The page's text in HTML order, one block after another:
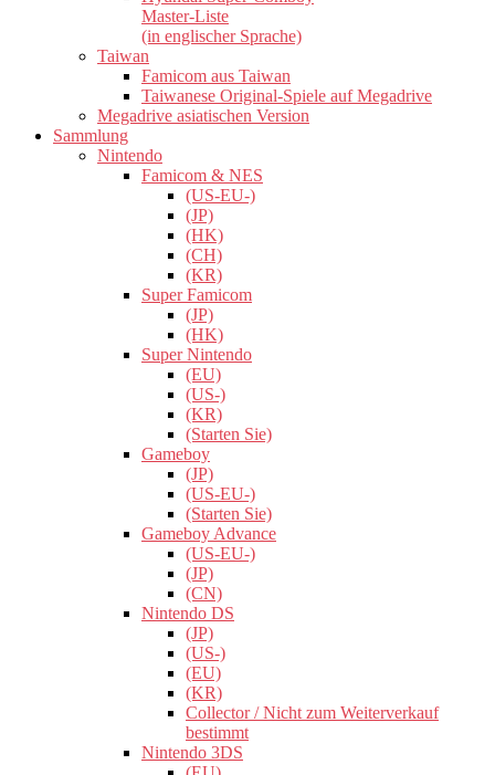
Master-Liste
(in englischer Sprache)
Taiwan
Famicom aus Taiwan
Taiwanese Original-Spiele auf Megadrive
Megadrive asiatischen Version
Sammlung
Nintendo
Famicom & NES
(US-EU-)
(JP)
(HK)
(CH)
(KR)
Super Famicom
(JP)
(HK)
Super Nintendo
(EU)
(US-)
(KR)
(Starten Sie)
Gameboy
(JP)
(US-EU-)
(Starten Sie)
Gameboy Advance
(US-EU-)
(JP)
(CN)
Nintendo DS
(JP)
(US-)
(EU)
(KR)
Collector / Nicht zum Weiterverkauf
bestimmt
Nintendo 3DS